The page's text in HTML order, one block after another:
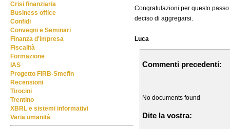
Congratulazioni per questo
deciso di aggregarsi.
Luca
Commenti precedenti:
No documents found
Dite la vostra:
Crisi finanziaria
Business office
Confidi
Convegni e Seminari
Finanza d'impresa
Fiscalità
Formazione
IAS
Progetto FIRB-Smefin
Recensioni
Tirocini
Trentino
XBRL e sistemi informativi
Varia umanità